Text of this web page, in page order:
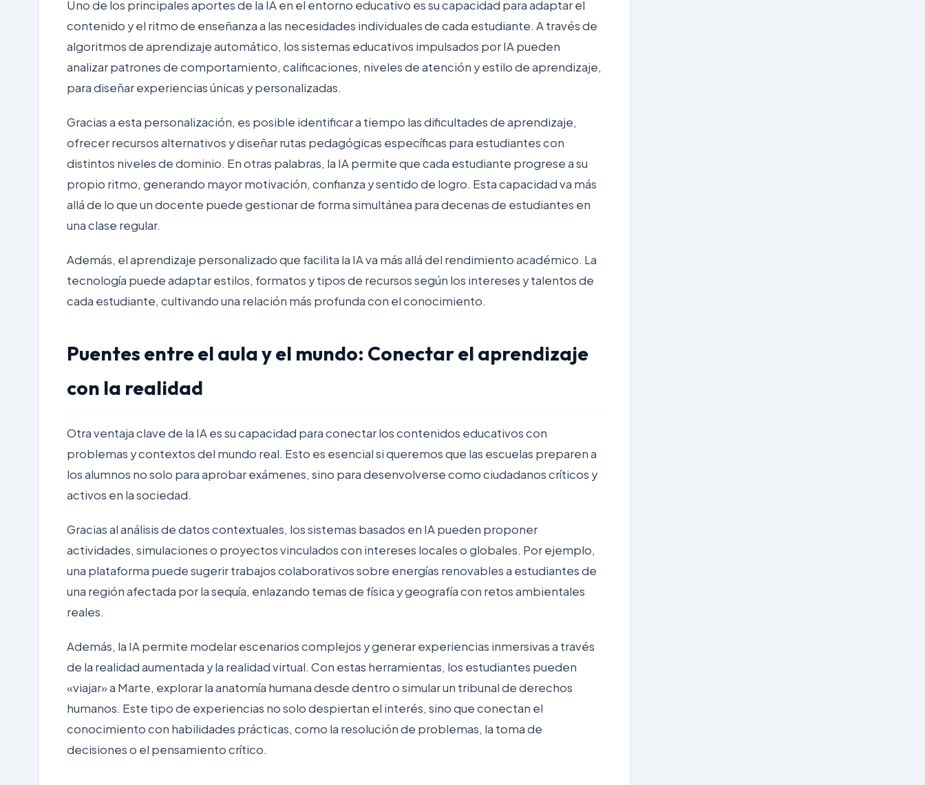
Uno de los principales aportes de la IA en el entorno educativo es su capacidad para adaptar el
contenido y el ritmo de enseñanza a las necesidades individuales de cada estudiante. A través de
algoritmos de aprendizaje automático, los sistemas educativos impulsados por IA pueden
analizar patrones de comportamiento, calificaciones, niveles de atención y estilo de aprendizaje,
para diseñar experiencias únicas y personalizadas.
Gracias a esta personalización, es posible identificar a tiempo las dificultades de aprendizaje,
ofrecer recursos alternativos y diseñar rutas pedagógicas específicas para estudiantes con
distintos niveles de dominio. En otras palabras, la IA permite que cada estudiante progrese a su
propio ritmo, generando mayor motivación, confianza y sentido de logro. Esta capacidad va más
allá de lo que un docente puede gestionar de forma simultánea para decenas de estudiantes en
una clase regular.
Además, elaprendizaje personalizadoque facilita la IA va más allá del rendimiento académico. La
tecnología puede adaptar estilos, formatos y tipos de recursos según los intereses y talentos de
cada estudiante, cultivando una relación más profunda con el conocimiento.
Puentes entre el aula y el mundo: Conectar el aprendizaje
con la realidad
Otra ventaja clave de la IA es su capacidad para conectar los contenidos educativos con
problemas y contextos del mundo real. Esto es esencial si queremos que las escuelas preparen a
los alumnos no solo para aprobar exámenes, sino para desenvolverse como ciudadanos críticos y
activos en la sociedad.
Gracias al análisis de datos contextuales, los sistemas basados en IA pueden proponer
actividades, simulaciones o proyectos vinculados con intereses locales o globales. Por ejemplo,
una plataforma puede sugerir trabajos colaborativos sobre energías renovables a estudiantes de
una región afectada por la sequía, enlazando temas de física y geografía con retos ambientales
reales.
Además, la IA permite modelar escenarios complejos y generar experiencias inmersivas a través
de la realidad aumentada y la realidad virtual. Con estas herramientas, los estudiantes pueden
«viajar» a Marte, explorar la anatomía humana desde dentro o simular un tribunal de derechos
humanos. Este tipo de experiencias no solo despiertan el interés, sino que conectan el
conocimiento con habilidades prácticas, como la resolución de problemas, la toma de
decisiones o el pensamiento crítico.